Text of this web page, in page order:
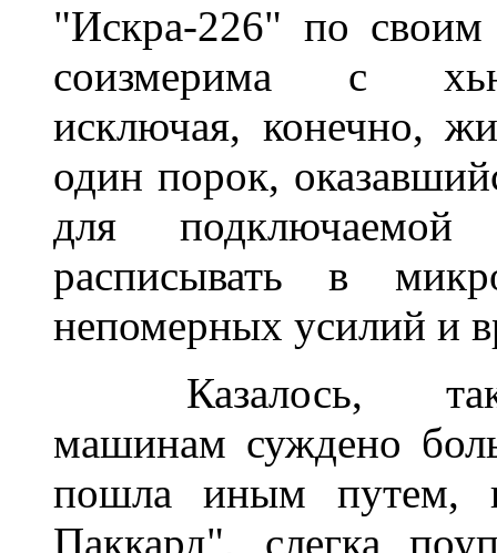
"Искра-226" по
соизмерима с
исключая, конечно,
один порок,
для подключаемой
расписывать в
непомерных усилий и
Казалось,
машинам суждено
пошла иным путем,
Паккард", слегка